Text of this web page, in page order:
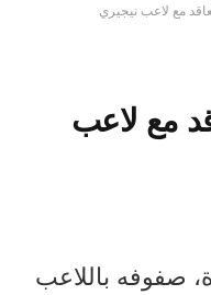
مع لاعب نيجيري
مع لاعب
صفوفه باللاعب